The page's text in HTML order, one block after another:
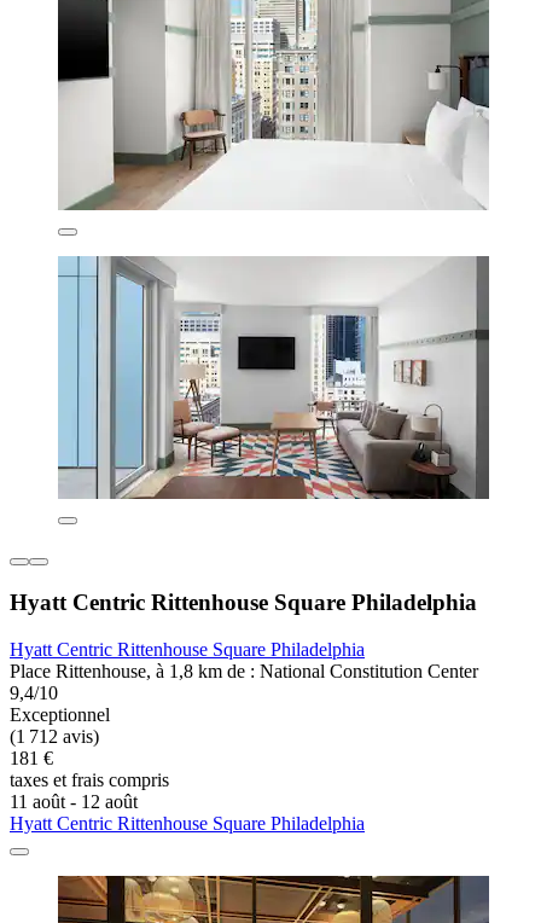
Hyatt Centric Rittenhouse Square Philadelphia
Hyatt Centric Rittenhouse Square Philadelphia
Place Rittenhouse, à 1,8 km de : National Constitution Center
9,4/10
Exceptionnel
(1 712 avis)
181 €
taxes et frais compris
11 août - 12 août
Hyatt Centric Rittenhouse Square Philadelphia